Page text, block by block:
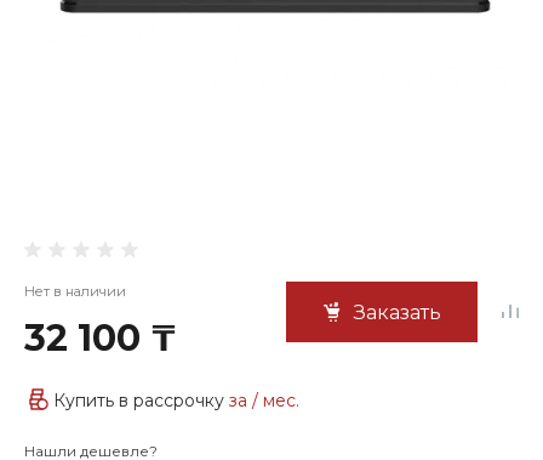
Нет в наличии
32 100 ₸
Заказать
Купить в рассрочку за / мес.
Нашли дешевле?